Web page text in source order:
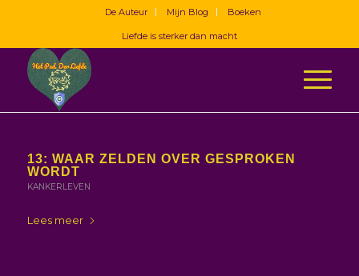
De Auteur Mijn Blog Boeken
Liefde is sterker dan macht
13: WAAR ZELDEN OVER GESPROKEN
WORDT
KANKERLEVEN
Lees meer